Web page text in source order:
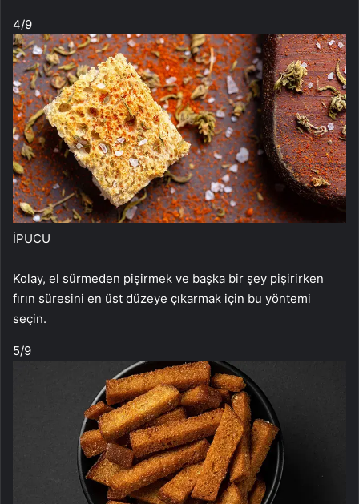
4/9
İPUCU
Kolay, el sürmeden pişirmek ve başka bir şey pişirirken
fırın süresini en üst düzeye çıkarmak için bu yöntemi
seçin.
5/9